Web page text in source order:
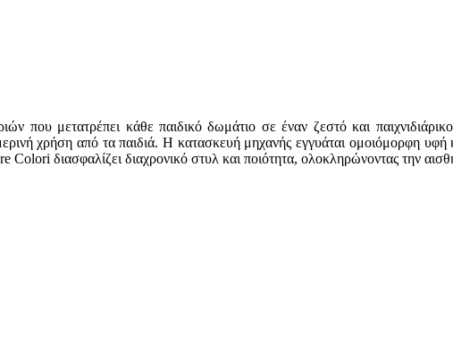
που μετατρέπει κάθε παιδικό δωμάτιο σε έναν ζεστό και
χρήση από τα παιδιά. Η κατασκευή μηχανής εγγυάται ομοιόμορφη
Colori διασφαλίζει διαχρονικό στυλ και ποιότητα, ολοκληρώνοντας την